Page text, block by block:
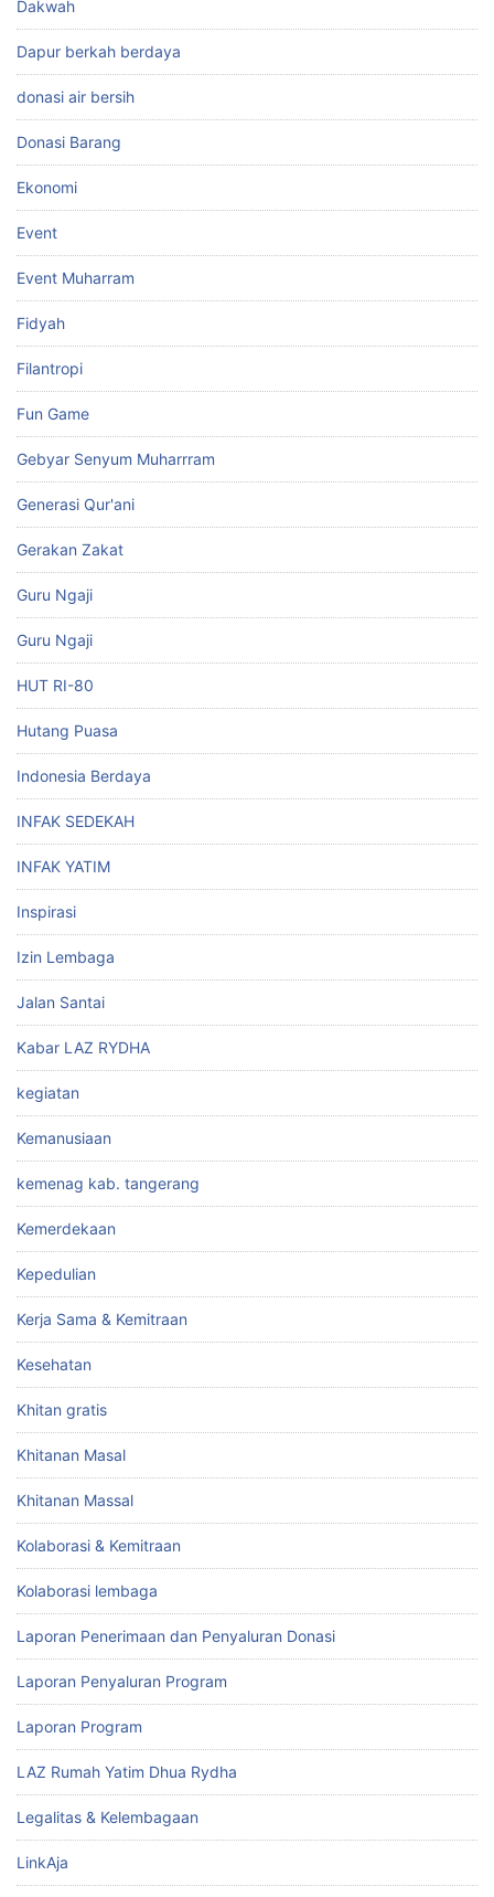
Dakwah
Dapur berkah berdaya
donasi air bersih
Donasi Barang
Ekonomi
Event
Event Muharram
Fidyah
Filantropi
Fun Game
Gebyar Senyum Muharrram
Generasi Qur'ani
Gerakan Zakat
Guru Ngaji
Guru Ngaji
HUT RI-80
Hutang Puasa
Indonesia Berdaya
INFAK SEDEKAH
INFAK YATIM
Inspirasi
Izin Lembaga
Jalan Santai
Kabar LAZ RYDHA
kegiatan
Kemanusiaan
kemenag kab. tangerang
Kemerdekaan
Kepedulian
Kerja Sama & Kemitraan
Kesehatan
Khitan gratis
Khitanan Masal
Khitanan Massal
Kolaborasi & Kemitraan
Kolaborasi lembaga
Laporan Penerimaan dan Penyaluran Donasi
Laporan Penyaluran Program
Laporan Program
LAZ Rumah Yatim Dhua Rydha
Legalitas & Kelembagaan
LinkAja